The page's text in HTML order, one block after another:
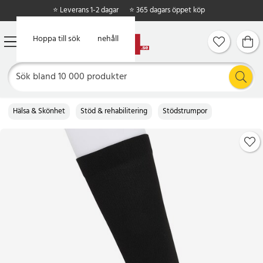
Hoppa till huvudinnehåll
Hoppa till sök
⭐ Leverans 1-2 dagar ⭐ 365 dagars öppet köp
Hälsa & Skönhet Stöd & rehabilitering Stödstrumpor